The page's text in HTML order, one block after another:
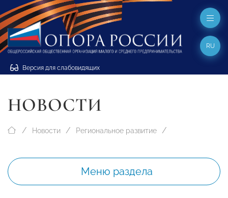
Версия для слабовидящих
RU
НОВОСТИ
Новости Региональное развитие
Меню раздела